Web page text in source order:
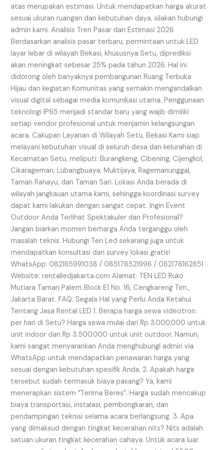
atas merupakan estimasi. Untuk mendapatkan harga akurat
sesuai ukuran ruangan dan kebutuhan daya, silakan hubungi
admin kami. Analisis Tren Pasar dan Estimasi 2026
Berdasarkan analisis pasar terbaru, permintaan untuk LED
layar lebar di wilayah Bekasi, khususnya Setu, diprediksi
akan meningkat sebesar 25% pada tahun 2026. Hal ini
didorong oleh banyaknya pembangunan Ruang Terbuka
Hijau dan kegiatan Komunitas yang semakin mengandalkan
visual digital sebagai media komunikasi utama. Penggunaan
teknologi IP65 menjadi standar baru yang wajib dimiliki
setiap vendor profesional untuk menjamin kelangsungan
acara. Cakupan Layanan di Wilayah Setu, Bekasi Kami siap
melayani kebutuhan visual di seluruh desa dan kelurahan di
Kecamatan Setu, meliputi: Burangkeng, Cibening, Cijengkol,
Cikarageman, Lubangbuaya, Muktijaya, Ragemanunggal,
Taman Rahayu, dan Taman Sari. Lokasi Anda berada di
wilayah jangkauan utama kami, sehingga koordinasi survey
dapat kami lakukan dengan sangat cepat. Ingin Event
Outdoor Anda Terlihat Spektakuler dan Profesional?
Jangan biarkan momen berharga Anda terganggu oleh
masalah teknis. Hubungi Ten Led sekarang juga untuk
mendapatkan konsultasi dan survey lokasi gratis!
WhatsApp: 082185991038 / 085178521996 / 082176162851
Website: rentalledjakarta.com Alamat: TEN LED Ruko
Mutiara Taman Palem Block E1 No. 16, Cengkareng Tim.,
Jakarta Barat. FAQ: Segala Hal yang Perlu Anda Ketahui
Tentang Jasa Rental LED 1. Berapa harga sewa videotron
per hari di Setu? Harga sewa mulai dari Rp 3.000.000 untuk
unit indoor dan Rp 3.500.000 untuk unit outdoor. Namun,
kami sangat menyarankan Anda menghubungi admin via
WhatsApp untuk mendapatkan penawaran harga yang
sesuai dengan kebutuhan spesifik Anda. 2. Apakah harga
tersebut sudah termasuk biaya pasang? Ya, kami
menerapkan sistem “Terima Beres”. Harga sudah mencakup
biaya transportasi, instalasi, pembongkaran, dan
pendampingan teknisi selama acara berlangsung. 3. Apa
yang dimaksud dengan tingkat kecerahan nits? Nits adalah
satuan ukuran tingkat kecerahan cahaya. Untuk acara luar